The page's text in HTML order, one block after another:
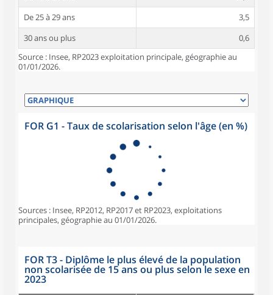
De 25 à 29 ans
3,5
30 ans ou plus
0,6
Source : Insee, RP2023 exploitation principale, géographie au
01/01/2026.
FOR G1 - Taux de scolarisation selon l'âge (en %)
Sources : Insee, RP2012, RP2017 et RP2023, exploitations
principales, géographie au 01/01/2026.
FOR T3 - Diplôme le plus élevé de la population
non scolarisée de 15 ans ou plus selon le sexe en
2023